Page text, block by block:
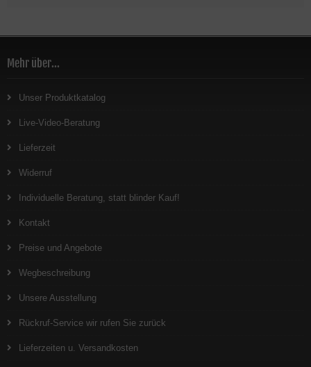
Mehr über...
Unser Produktkatalog
Live-Video-Beratung
Lieferzeit
Widerruf
Individuelle Beratung, statt blinder Kauf!
Kontakt
Preise und Angebote
Wegbeschreibung
Unsere Ausstellung
Rückruf-Service wir rufen Sie zurück
Lieferzeiten u. Versandkosten